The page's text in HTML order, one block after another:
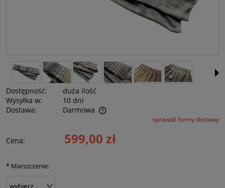
Dostępność:
duża ilość
Wysyłka w:
10 dni
Dostawa:
Darmowa
Cena nie zawiera ewentualnych kosztów płatnościsprawdź formy dostawy
Cena: 599,00 zł
* Marszczenie: